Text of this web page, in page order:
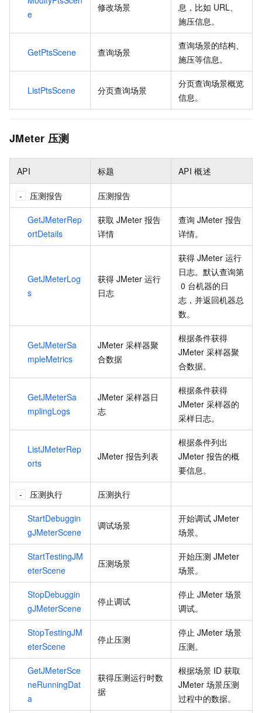
e
修改场景 息，比如 URL、
施压信息。
GetPtsScene 查询场景
查询场景的结构、
施压等信息。
ListPtsScene 分页查询场景
分页查询场景概览
信息。
JMeter 压测
API 标题 API 概述
压测报告 压测报告
GetJMeterRep
ortDetails
获取 JMeter 报告
详情
查询 JMeter 报告
详情。
GetJMeterLog
s
获得 JMeter 运行
日志
获得 JMeter 运行
日志。默认查询第
0 台机器的日
志，并返回机器总
数。
GetJMeterSa
mpleMetrics
JMeter 采样器聚
合数据
根据条件获得
JMeter 采样器聚
合数据。
GetJMeterSa
mplingLogs
JMeter 采样器日
志
根据条件获得
JMeter 采样器的
采样日志。
ListJMeterRep
orts
JMeter 报告列表
根据条件列出
JMeter 报告的概
要信息。
压测执行 压测执行
StartDebuggin
gJMeterScene
调试场景
开始调试 JMeter
场景。
StartTestingJM
eterScene
压测场景
开始压测 JMeter
场景。
StopDebuggin
gJMeterScene
停止调试
停止 JMeter 场景
调试。
StopTestingJM
eterScene
停止压测
停止 JMeter 场景
压测。
GetJMeterSce
neRunningDat
a
获得压测运行时数
据
根据场景 ID 获取
JMeter 场景压测
过程中的数据。